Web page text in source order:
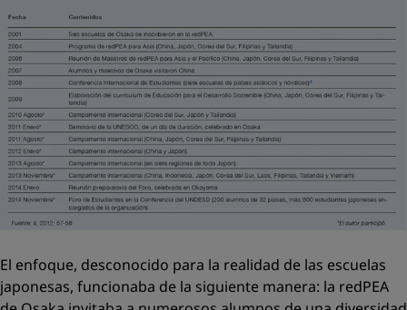
El enfoque, desconocido para la realidad de las escuelas
japonesas, funcionaba de la siguiente manera: la redPEA